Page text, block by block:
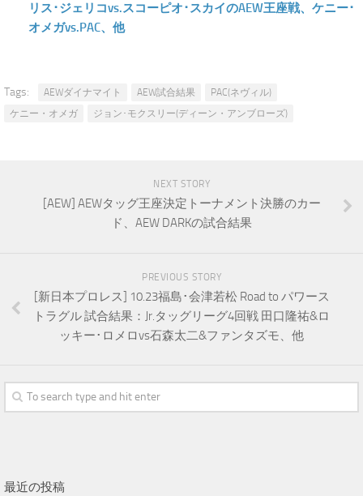
リス･ジェリコvs.スコーピオ･スカイのAEW王座戦、ケニー･
オメガvs.PAC、他
Tags: AEWダイナマイト AEW試合結果
PAC(ネヴィル)
ケニー・オメガ
ジョン･モクスリー(ディーン・アンブローズ)
NEXT STORY
[AEW] AEWタッグ王座決定トーナメント決勝のカー
ド、AEW DARKの試合結果
PREVIOUS STORY
[新日本プロレス] 10.23福島･会津若松 Road to パワース
トラグル 試合結果：Jr.タッグリーグ4回戦 田口隆祐&ロ
ッキー･ロメロvs石森太二&ファンタズモ、他
最近の投稿